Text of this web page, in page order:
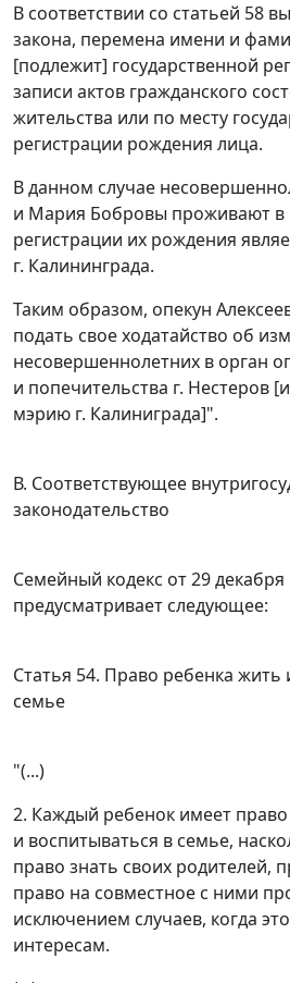
В соответствии со статьей 58
закона, перемена имени и
[подлежит] государственной
записи актов гражданского
жительства или по месту
регистрации рождения лица.
В данном случае
и Мария Бобровы проживают в
регистрации их рождения
г. Калининграда.
Таким образом, опекун
подать свое ходатайство об
несовершеннолетних в орган
и попечительства г. Нестеров
мэрию г. Калиниграда]".
В. Соответствующее
законодательство
Семейный кодекс от 29 декабря
предусматривает следующее:
Статья 54. Право ребенка жить
семье
"(...)
2. Каждый ребенок имеет
и воспитываться в семье,
право знать своих родителей,
право на совместное с ними
исключением случаев, когда
интересам.